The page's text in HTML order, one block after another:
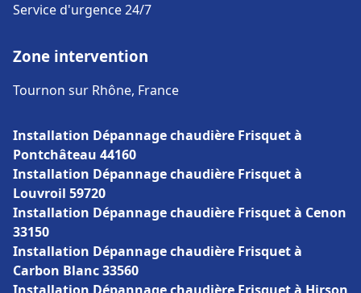
Service d'urgence 24/7
Zone intervention
Tournon sur Rhône, France
Installation Dépannage chaudière Frisquet à
Pontchâteau 44160
Installation Dépannage chaudière Frisquet à
Louvroil 59720
Installation Dépannage chaudière Frisquet à Cenon
33150
Installation Dépannage chaudière Frisquet à
Carbon Blanc 33560